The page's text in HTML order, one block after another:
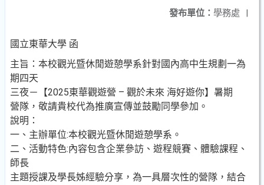
發布單位： 學務處 |
國立東華大學 函
主旨：本校觀光暨休閒遊憩學系針對國內高中生規劃一為
期四天
三夜－【2025東華觀遊營 – 觀於未來 海好遊你】暑期
營隊，敬請貴校代為推廣宣傳並鼓勵同學參加。
說明：
一、主辦單位:本校觀光暨休閒遊憩學系。
二、活動特色:內容包含企業參訪、遊程競賽、體驗課程、
師長
主題授課及學長姊經驗分享，為一具層次性的營隊，結合